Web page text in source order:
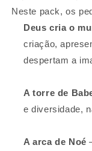
Neste pack, os
Deus cria o
criação,
despertam a
A torre de
e diversidade,
A arca de Noé